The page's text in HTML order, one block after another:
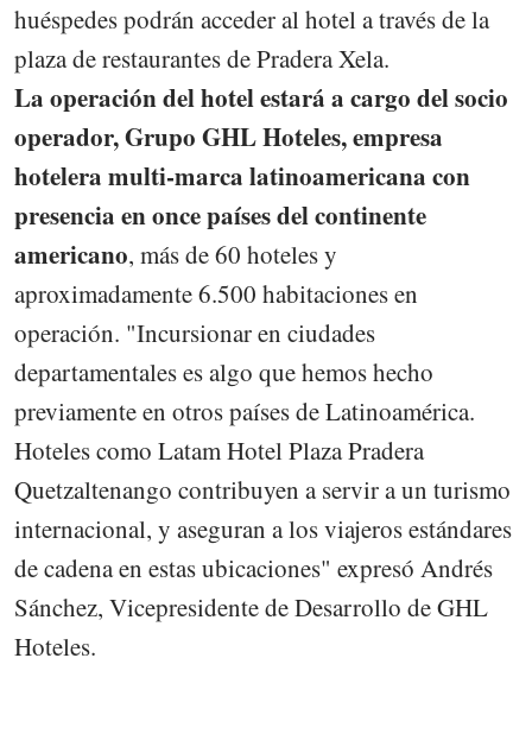
huéspedes podrán acceder al hotel a través de la
plaza de restaurantes de Pradera Xela.
La operación del hotel estará a cargo del socio
operador, Grupo GHL Hoteles, empresa
hotelera multi-marca latinoamericana con
presencia en once países del continente
americano, más de 60 hoteles y
aproximadamente 6.500 habitaciones en
operación. "Incursionar en ciudades
departamentales es algo que hemos hecho
previamente en otros países de Latinoamérica.
Hoteles como Latam Hotel Plaza Pradera
Quetzaltenango contribuyen a servir a un turismo
internacional, y aseguran a los viajeros estándares
de cadena en estas ubicaciones" expresó Andrés
Sánchez, Vicepresidente de Desarrollo de GHL
Hoteles.